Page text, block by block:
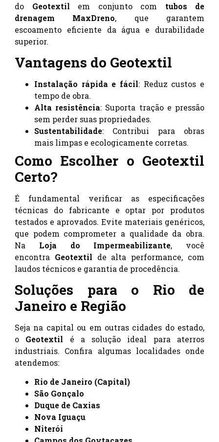
do Geotextil em conjunto com tubos de
drenagem MaxDreno, que garantem
escoamento eficiente da água e durabilidade
superior.
Vantagens do Geotextil
Instalação rápida e fácil: Reduz custos e
tempo de obra.
Alta resistência: Suporta tração e pressão
sem perder suas propriedades.
Sustentabilidade: Contribui para obras
mais limpas e ecologicamente corretas.
Como Escolher o Geotextil
Certo?
É fundamental verificar as especificações
técnicas do fabricante e optar por produtos
testados e aprovados. Evite materiais genéricos,
que podem comprometer a qualidade da obra.
Na Loja do Impermeabilizante, você
encontra Geotextil de alta performance, com
laudos técnicos e garantia de procedência.
Soluções para o Rio de
Janeiro e Região
Seja na capital ou em outras cidades do estado,
o Geotextil é a solução ideal para aterros
industriais. Confira algumas localidades onde
atendemos:
Rio de Janeiro (Capital)
São Gonçalo
Duque de Caxias
Nova Iguaçu
Niterói